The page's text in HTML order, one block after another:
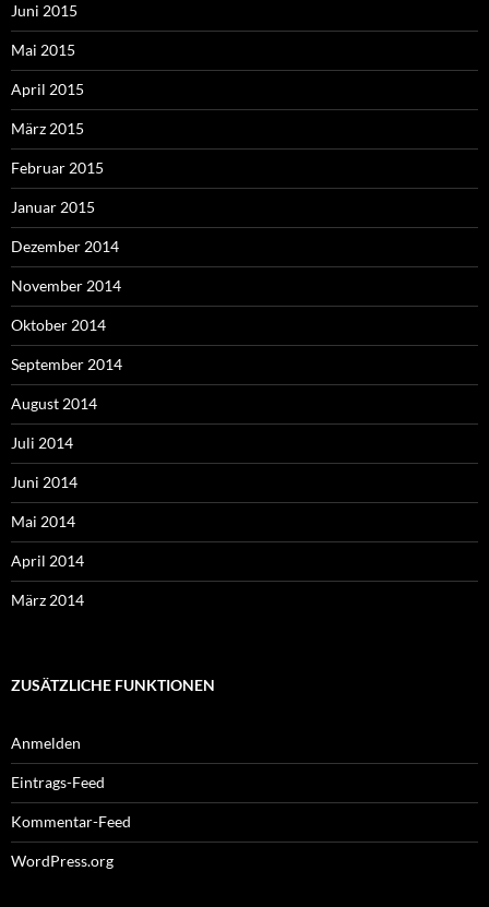
Juni 2015
Mai 2015
April 2015
März 2015
Februar 2015
Januar 2015
Dezember 2014
November 2014
Oktober 2014
September 2014
August 2014
Juli 2014
Juni 2014
Mai 2014
April 2014
März 2014
ZUSÄTZLICHE FUNKTIONEN
Anmelden
Eintrags-Feed
Kommentar-Feed
WordPress.org